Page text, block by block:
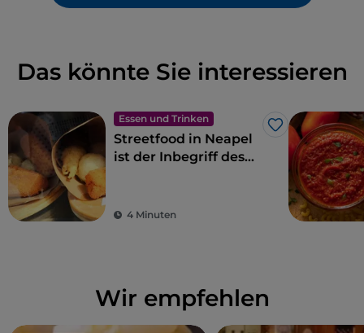
Das könnte Sie interessieren
Essen und Trinken
Like
Streetfood in Neapel
ist der Inbegriff des
4 Minuten
Wir empfehlen